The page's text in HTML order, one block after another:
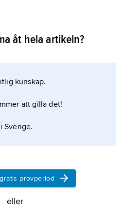
Decline of the People
artikeln
åt hela artikeln?
kunskap.
att gilla det!
Sverige.
provperiod
eller